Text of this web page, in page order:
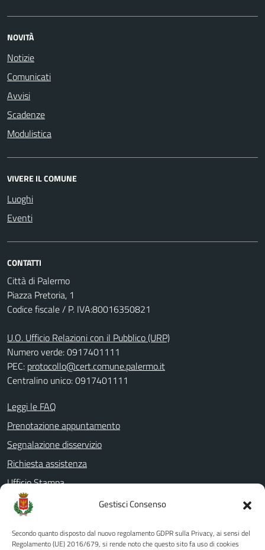
Gestisci Consenso
Secondo quanto disposto dal nuovo regolamento GDPR sulla Privacy, ai sensi del
Regolamento (UE) 2016/679, si rende noto che questo sito fa uso di cookies
NOVITÀ
Notizie
Comunicati
Avvisi
Scadenze
Modulistica
VIVERE IL COMUNE
Luoghi
Eventi
CONTATTI
Città di Palermo
Piazza Pretoria, 1
Codice fiscale / P. IVA:80016350821
U.O. Ufficio Relazioni con il Pubblico (URP)
Numero verde: 0917401111
PEC: protocollo@cert.comune.palermo.it
Centralino unico: 0917401111
Leggi le FAQ
Prenotazione appuntamento
Segnalazione disservizio
Richiesta assistenza
Ufficio Stampa
Amministrazione Trasparente
Albo pretorio
Informativa privacy